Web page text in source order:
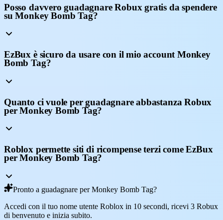
Posso davvero guadagnare Robux gratis da spendere
su Monkey Bomb Tag?
EzBux è sicuro da usare con il mio account Monkey
Bomb Tag?
Quanto ci vuole per guadagnare abbastanza Robux
per Monkey Bomb Tag?
Roblox permette siti di ricompense terzi come EzBux
per Monkey Bomb Tag?
Pronto a guadagnare per Monkey Bomb Tag?
Accedi con il tuo nome utente Roblox in 10 secondi, ricevi 3 Robux
di benvenuto e inizia subito.